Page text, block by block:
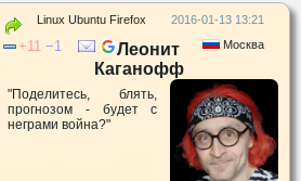
2016-01-13 13:21
Linux Ubuntu Firefox
Москва
11 1
Леонит
Каганофф
"Поделитесь, блять,
прогнозом - будет с
неграми война?"